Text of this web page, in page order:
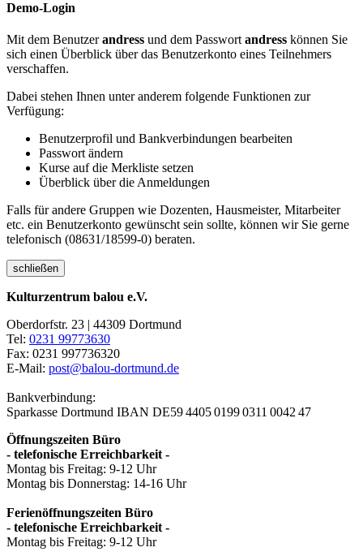
Demo-Login
Mit dem Benutzerandress und dem Passwort andress können Sie
sich einen Überblick über das Benutzerkonto eines Teilnehmers
verschaffen.
Dabei stehen Ihnen unter anderem folgende Funktionen zur
Verfügung:
Benutzerprofil und Bankverbindungen bearbeiten
Passwort ändern
Kurse auf die Merkliste setzen
Überblick über die Anmeldungen
Falls für andere Gruppen wie Dozenten, Hausmeister, Mitarbeiter
etc. ein Benutzerkonto gewünscht sein sollte, können wir Sie gerne
telefonisch (08631/18599-0) beraten.
schließen
Kulturzentrum balou e.V.
Oberdorfstr. 23 | 44309 Dortmund
Tel: 0231 99773630
Fax: 0231 997736320
E-Mail: post@balou-dortmund.de
Bankverbindung:
Sparkasse Dortmund IBAN DE59 4405 0199 0311 0042 47
Öffnungszeiten Büro
- telefonische Erreichbarkeit -
Montag bis Freitag: 9-12 Uhr
Montag bis Donnerstag: 14-16 Uhr
Ferienöffnungszeiten Büro
- telefonische Erreichbarkeit -
Montag bis Freitag: 9-12 Uhr